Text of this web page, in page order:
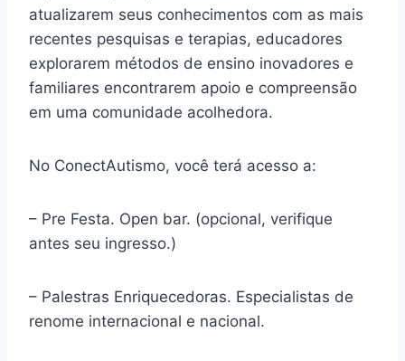
atualizarem seus conhecimentos com as mais
recentes pesquisas e terapias, educadores
explorarem métodos de ensino inovadores e
familiares encontrarem apoio e compreensão
em uma comunidade acolhedora.
No ConectAutismo, você terá acesso a:
– Pre Festa. Open bar. (opcional, verifique
antes seu ingresso.)
– Palestras Enriquecedoras. Especialistas de
renome internacional e nacional.